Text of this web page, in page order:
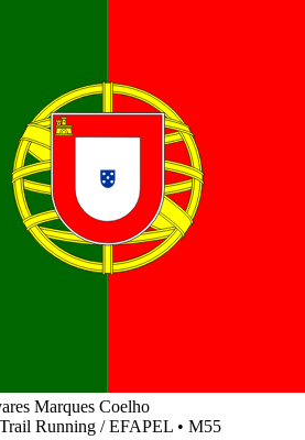
Marques Coelho
Running / EFAPEL • M55